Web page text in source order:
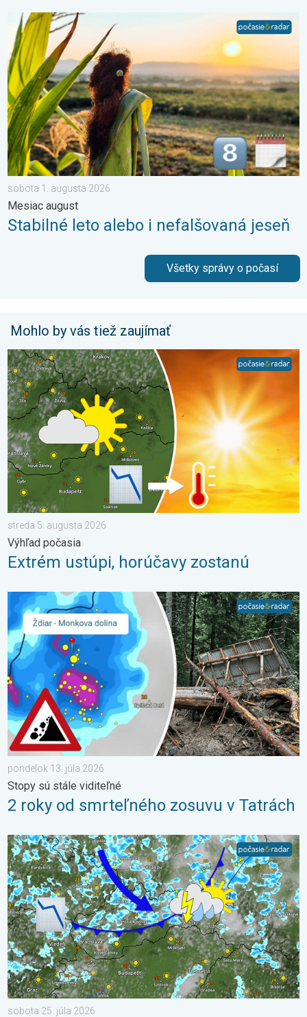
Stabilné leto alebo i nefalšovaná jeseň. Mesiac august. . .
sobota 1. augusta 2026
Mesiac august
Stabilné leto alebo i nefalšovaná jeseň
Všetky správy o počasí
Mohlo by vás tiež zaujímať
Extrém ustúpi, horúčavy zostanú. Výhľad počasia. . . streda 5.
streda 5. augusta 2026
Výhľad počasia
Extrém ustúpi, horúčavy zostanú
2 roky od smrteľného zosuvu v Tatrách. Stopy sú stále
pondelok 13. júla 2026
Stopy sú stále viditeľné
2 roky od smrteľného zosuvu v Tatrách
Po krátkom oteplení krátke ochladenie. Nedeľa a pondelok. .
sobota 25. júla 2026